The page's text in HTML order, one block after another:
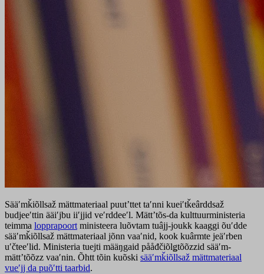
Sääʹmǩiõllsaž mättmateriaal puutʼttet taʹnni kueiʹtǩeârddsaž
budjeeʹttin ääiʹjbu iiʹjjid veʹrddeeʹl. Mättʼtõs-da kulttuurministeria
teimma lopprapoort ministeera luõvtam tuâjj-joukk kaaggi õuʹdde
sääʹmǩiõllsaž mättmateriaal jõnn vaaʹnid, kook kuârmte jeäʹrben
uʹčteeʹlid. Ministeria tuejti määŋgaid pååđčiõlǥtõõzzid sääʹm-
mättʼtõõzz vaaʹnin. Õhtt tõin kuõski sääʹmǩiõllsaž mättmateriaal
vueʹjj da puõʹtti taarbid.